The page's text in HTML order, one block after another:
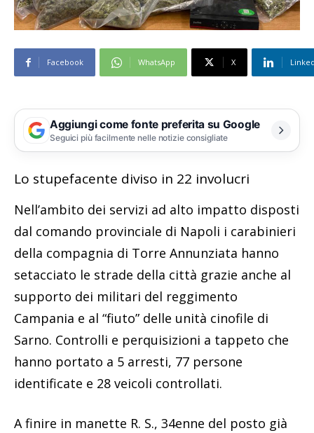
Facebook WhatsApp X
Aggiungi come fonte preferita su Google
Seguici più facilmente nelle notizie consigliate
Lo stupefacente diviso in 22 involucri
Nell’ambito dei servizi ad alto impatto disposti
dal comando provinciale di Napoli i carabinieri
della compagnia di Torre Annunziata hanno
setacciato le strade della città grazie anche al
supporto dei militari del reggimento
Campania e al “fiuto” delle unità cinofile di
Sarno. Controlli e perquisizioni a tappeto che
hanno portato a 5 arresti, 77 persone
identificate e 28 veicoli controllati.
A finire in manette R. S., 34enne del posto già